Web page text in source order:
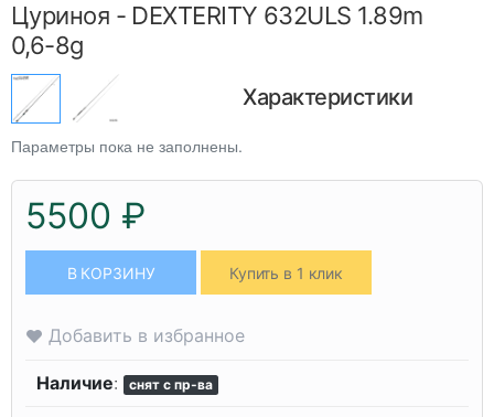
Цуриноя - DEXTERITY 632ULS 1.89m
0,6-8g
Характеристики
Параметры пока не заполнены.
5500 ₽
В КОРЗИНУ Купить в 1 клик
Добавить в избранное
Наличие: снят с пр-ва